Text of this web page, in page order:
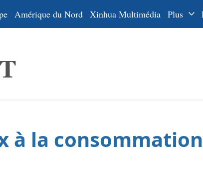
Amérique du Nord Xinhua Multimédia Plus
à la